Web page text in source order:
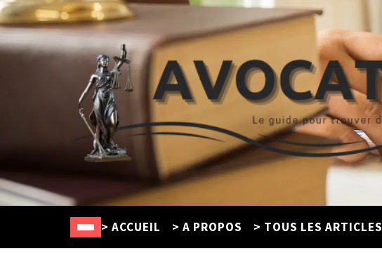
Avocat Créteil
Le guide pour trouver un défenseur en ligne
> ACCUEIL > A PROPOS > TOUS LES ARTICLES